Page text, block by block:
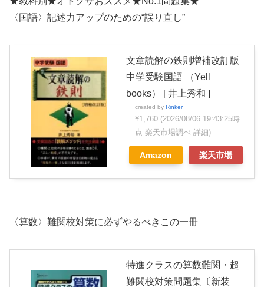
〈国語〉記述力アップのための“誤り直し”
文章読解の鉄則増補改訂版
中学受験国語 （Yell
books） [ 井上秀和 ]
created by Rinker
¥1,760 (2026/08/06 19:43:25時
点 楽天市場調べ-詳細)
Amazon 楽天市場
〈算数〉難関校対策に必ずやるべきこの一冊
特進クラスの算数難関・超
難関校対策問題集〔新装